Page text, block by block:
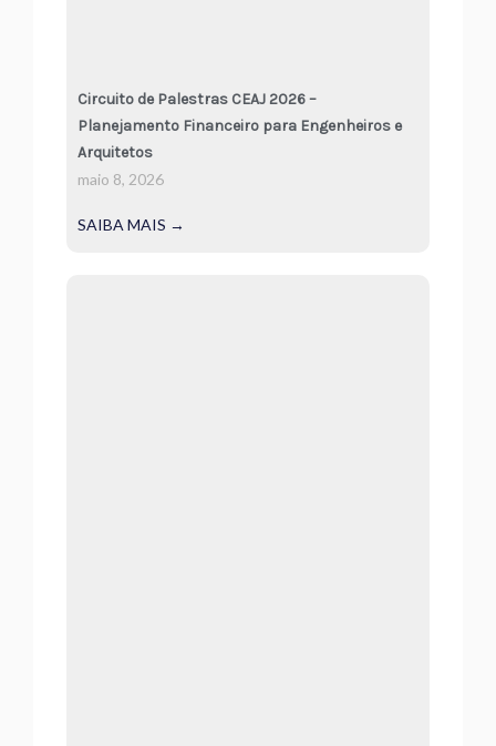
Circuito de Palestras CEAJ 2026 –
Planejamento Financeiro para Engenheiros e
Arquitetos
maio 8, 2026
SAIBA MAIS →